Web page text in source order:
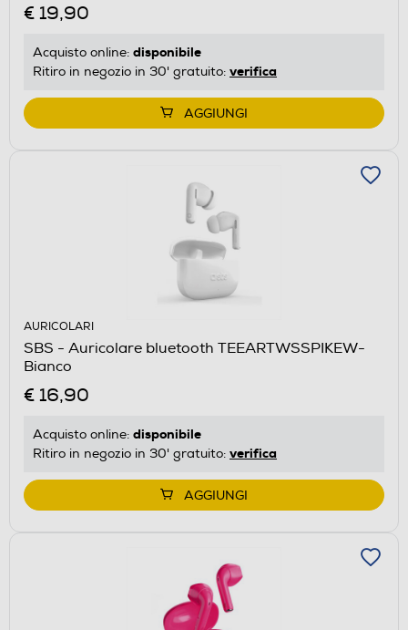
€ 19,90
Acquisto online: disponibile
Ritiro in negozio in 30' gratuito: verifica
AGGIUNGI
AURICOLARI
SBS - Auricolare bluetooth TEEARTWSSPIKEW-
Bianco
€ 16,90
Acquisto online: disponibile
Ritiro in negozio in 30' gratuito: verifica
AGGIUNGI